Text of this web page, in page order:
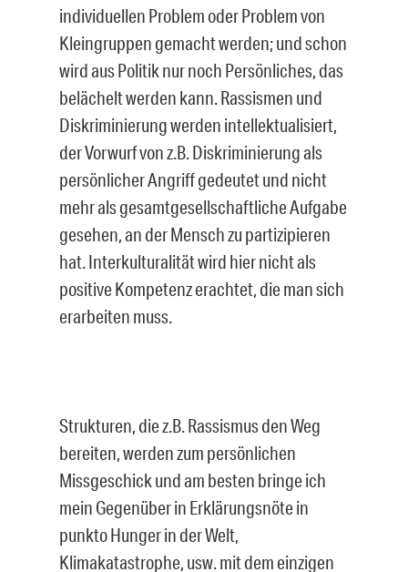
individuellen Problem oder Problem von
Kleingruppen gemacht werden; und schon
wird aus Politik nur noch Persönliches, das
belächelt werden kann. Rassismen und
Diskriminierung werden intellektualisiert,
der Vorwurf von z.B. Diskriminierung als
persönlicher Angriff gedeutet und nicht
mehr als gesamtgesellschaftliche Aufgabe
gesehen, an der Mensch zu partizipieren
hat. Interkulturalität wird hier nicht als
positive Kompetenz erachtet, die man sich
erarbeiten muss.
Strukturen, die z.B. Rassismus den Weg
bereiten, werden zum persönlichen
Missgeschick und am besten bringe ich
mein Gegenüber in Erklärungsnöte in
punkto Hunger in der Welt,
Klimakatastrophe, usw. mit dem einzigen